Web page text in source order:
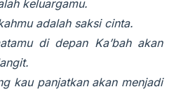
keluargamu.
adalah saksi cinta.
di depan Ka’bah akan
kau panjatkan akan menjadi